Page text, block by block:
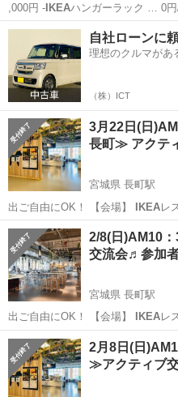
,000円 -IKEA
沖縄 国頭郡 フリーマーケ
自社ローンに
理想のクルマがあ
（株）ICT
3月22日(日
長町≫ アクテ
宮城県 長町駅
出ご自由にOK！ 【会場】 IKEAレ
宮城 仙台市 長町駅
2/8(日)AM10
交流会♬参加
宮城県 長町駅
出ご自由にOK！ 【会場】
IKEAレ
宮城 仙台市 長町駅
2月8日(日
≫アクティブ